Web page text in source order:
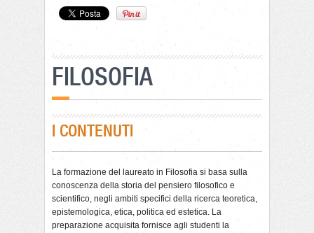
FILOSOFIA
I CONTENUTI
La formazione del laureato in Filosofia si basa sulla
conoscenza della storia del pensiero filosofico e
scientifico, negli ambiti specifici della ricerca teoretica,
epistemologica, etica, politica ed estetica. La
preparazione acquisita fornisce agli studenti la